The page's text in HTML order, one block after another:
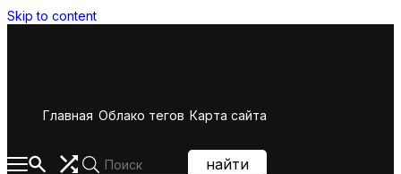
Skip to content
Главная Облако тегов Карта сайта
найти